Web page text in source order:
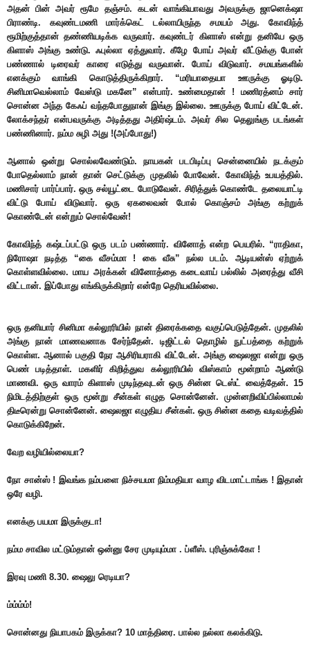
அதன் பின் அவர் ரூமே தஞ்சம். கடன் வாங்கியாவது அவருக்கு ஜானெக்‌ஷா
பிராண்டி. கவுண்டமணி மார்க்கெட் டல்லாயிருந்த சமயம் அது. கோவிந்த்
ரூமிற்குத்தான் தண்ணியடிக்க வருவார். கவுண்டர் கிளாஸ் என்று தனியே ஒரு
கிளாஸ் அங்கு உண்டு. ஃபுல்லா ஏத்துவார். கீழே போய் அவர் வீட்டுக்கு போன்
பண்ணால் டிரைவர் காரை எடுத்து வருவான். போய் விடுவார். சமயங்களில்
எனக்கும் வாங்கி கொடுத்திருக்கிறார். “மரியாதையா ஊருக்கு ஓடிடு.
சினிமாவெல்லாம் வேஸ்டு மகனே” என்பார். உண்மைதான் ! மணிரத்னம் சார்
சொன்ன அந்த கேஃப் வந்தபோதுநான் இங்கு இல்லை. ஊருக்கு போய் விட்டேன்.
லோக்சந்தர் என்பவருக்கு அடித்தது அதிர்ஷ்டம். அவர் சில தெலுங்கு படங்கள்
பண்ணினார். நம்ம சுழி அது !(அப்போது!)
ஆனால் ஒன்று சொல்லவேண்டும். நாயகன் படபிடிப்பு சென்னையில் நடக்கும்
போதெல்லாம் நான் தான் செட்டுக்கு முதலில் போவேன். கோவிந்த் உபயத்தில்.
மணிசார் பார்ப்பார். ஒரு சல்யூட்டை போடுவேன். சிரித்துக் கொண்டே தலையாட்டி
விட்டு போய் விடுவார். ஒரு ஏகலைவன் போல் கொஞ்சம் அங்கு கற்றுக்
கொண்டேன் என்றும் சொல்வேன்!
கோவிந்த் கஷ்டப்பட்டு ஒரு படம் பண்ணார். வினோத் என்ற பெயரில். “ராதிகா,
நிரோஷா நடித்த “கை வீசம்மா ! கை வீசு” நல்ல படம். ஆடியன்ஸ் ஏற்றுக்
கொள்ளவில்லை. மாய அரக்கன் வினோத்தை கடைவாய் பல்லில் அரைத்து வீசி
விட்டான். இப்போது எங்கிருக்கிறார் என்றே தெரியவில்லை.
ஒரு தனியார் சினிமா கல்லூரியில் நான் திரைக்கதை வகுப்பெடுத்தேன். முதலில்
அங்கு நான் மாணவனாக சேர்ந்தேன். டிஜிட்டல் தொழில் நுட்பத்தை கற்றுக்
கொள்ள. ஆனால் பகுதி நேர ஆசிரியராகி விட்டேன். அங்கு ஷைலஜா என்று ஒரு
பெண் படித்தாள். மகளிர் கிறித்துவ கல்லூரியில் விஸ்காம் மூன்றாம் ஆண்டு
மாணவி. ஒரு வாரம் கிளாஸ் முடிந்தவுடன் ஒரு சின்ன டெஸ்ட் வைத்தேன். 15
நிமிடத்திற்குள் ஒரு மூன்று சீன்கள் எழுத சொன்னேன். முன்னறிவிப்பில்லாமல்
திடீரென்று சொன்னேன். ஷைலஜா எழுதிய சீன்கள். ஒரு சின்ன கதை வடிவத்தில்
கொடுக்கிறேன்.
வேற வழியில்லையா?
நோ சான்ஸ் ! இவங்க நம்பளை நிச்சயமா நிம்மதியா வாழ விடமாட்டாங்க ! இதான்
ஒரே வழி.
எனக்கு பயமா இருக்குடா!
நம்ம சாவில மட்டும்தான் ஒன்னு சேர முடியும்மா . ப்ளீஸ். புரிஞ்சுக்கோ !
இரவு மணி 8.30. ஷைலு ரெடியா?
ம்ம்ம்ம்!
சொன்னது நியாபகம் இருக்கா? 10 மாத்திரை. பால்ல நல்லா கலக்கிடு.